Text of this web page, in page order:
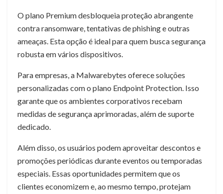
O plano Premium desbloqueia proteção abrangente
contra ransomware, tentativas de phishing e outras
ameaças. Esta opção é ideal para quem busca segurança
robusta em vários dispositivos.
Para empresas, a Malwarebytes oferece soluções
personalizadas com o plano Endpoint Protection. Isso
garante que os ambientes corporativos recebam
medidas de segurança aprimoradas, além de suporte
dedicado.
Além disso, os usuários podem aproveitar descontos e
promoções periódicas durante eventos ou temporadas
especiais. Essas oportunidades permitem que os
clientes economizem e, ao mesmo tempo, protejam